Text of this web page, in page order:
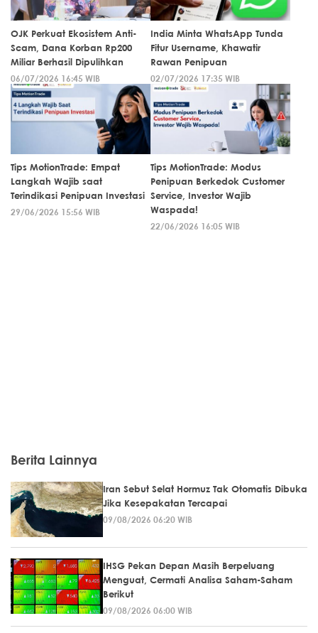
OJK Perkuat Ekosistem Anti-
Scam, Dana Korban Rp200
Miliar Berhasil Dipulihkan
06/07/2026 16:45 WIB
India Minta WhatsApp Tunda
Fitur Username, Khawatir
Rawan Penipuan
02/07/2026 17:35 WIB
Tips MotionTrade: Empat
Langkah Wajib saat
Terindikasi Penipuan Investasi
29/06/2026 15:56 WIB
Tips MotionTrade: Modus
Penipuan Berkedok Customer
Service, Investor Wajib
Waspada!
22/06/2026 16:05 WIB
Berita Lainnya
Iran Sebut Selat Hormuz Tak Otomatis Dibuka
Jika Kesepakatan Tercapai
09/08/2026 06:20 WIB
IHSG Pekan Depan Masih Berpeluang
Menguat, Cermati Analisa Saham-Saham
Berikut
09/08/2026 06:00 WIB